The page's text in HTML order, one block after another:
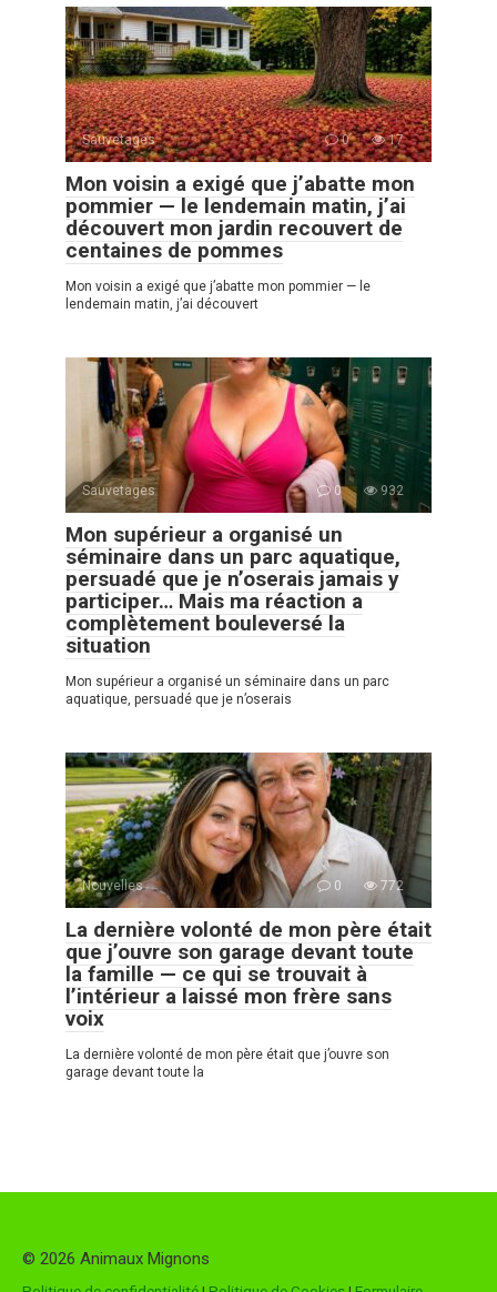
Sauvetages 0 17
Mon voisin a exigé que j’abatte mon
pommier — le lendemain matin, j’ai
découvert mon jardin recouvert de
centaines de pommes
Mon voisin a exigé que j’abatte mon pommier — le
lendemain matin, j’ai découvert
Sauvetages 0 932
Mon supérieur a organisé un
séminaire dans un parc aquatique,
persuadé que je n’oserais jamais y
participer… Mais ma réaction a
complètement bouleversé la
situation
Mon supérieur a organisé un séminaire dans un parc
aquatique, persuadé que je n’oserais
Nouvelles 0 772
La dernière volonté de mon père était
que j’ouvre son garage devant toute
la famille — ce qui se trouvait à
l’intérieur a laissé mon frère sans
voix
La dernière volonté de mon père était que j’ouvre son
garage devant toute la
© 2026 Animaux Mignons